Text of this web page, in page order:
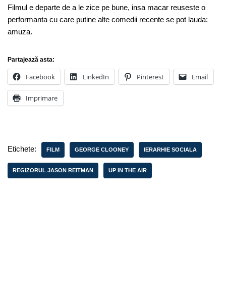
Filmul e departe de a le zice pe bune, insa macar reuseste o
performanta cu care putine alte comedii recente se pot lauda:
amuza.
Partajează asta:
Facebook LinkedIn Pinterest Email
Imprimare
Etichete: FILM GEORGE CLOONEY IERARHIE SOCIALA
REGIZORUL JASON REITMAN UP IN THE AIR